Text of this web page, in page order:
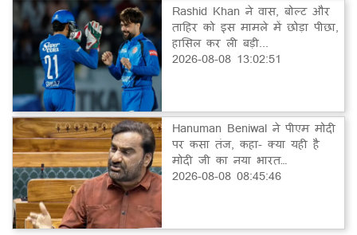
Rashid Khan ने वास, बोल्ट और
ताहिर को इस मामले में छोड़ा पीछा,
हासिल कर ली बड़ी...
2026-08-08 13:02:51
Hanuman Beniwal ने पीएम मोदी
पर कसा तंज, कहा- क्या यही है
मोदी जी का नया भारत…
2026-08-08 08:45:46